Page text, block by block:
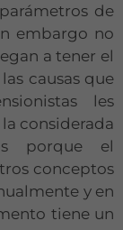
de
embargo no
a tener el
causas que
les
considerada
porque el
conceptos
y en
tiene un